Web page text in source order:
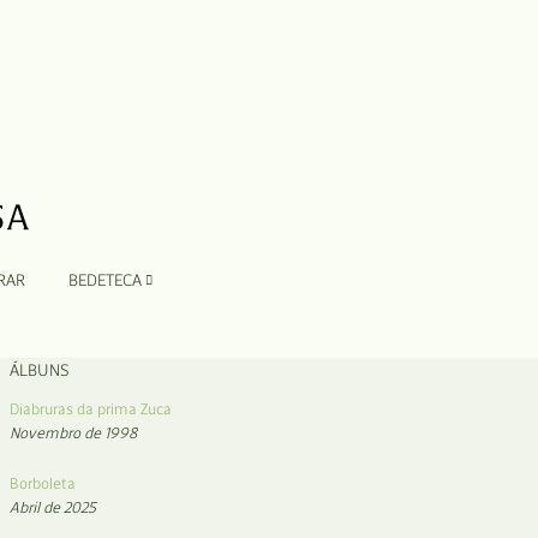
BEDETECA
ÁLBUNS
Diabruras da prima Zuca
Novembro de 1998
Borboleta
Abril de 2025